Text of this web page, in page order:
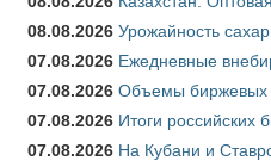
08.08.2026 Урожайность
07.08.2026 Ежедневные
07.08.2026 Объемы биржевых
07.08.2026 Итоги российских
07.08.2026 На Кубани и